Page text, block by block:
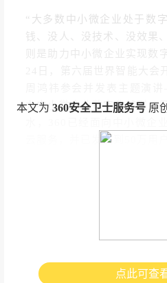
“大多数中小微企业处于数
钱、没人、没技术、没效果
力中小微企业数字化转型。
云服务，并已发展到50万用户
本文为 360安全卫士服务号 原
点此可查